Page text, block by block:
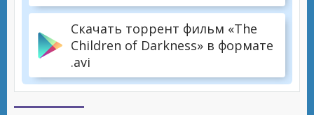
Скачать торрент фильм «The
Children of Darkness» в формате
.avi